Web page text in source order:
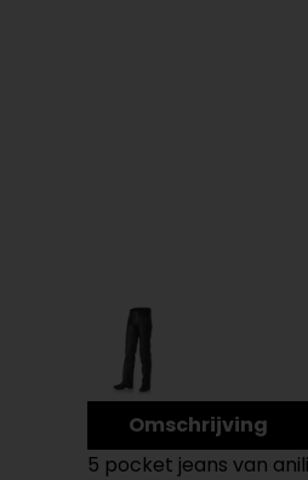
Omschrijving
5 pocket jeans van